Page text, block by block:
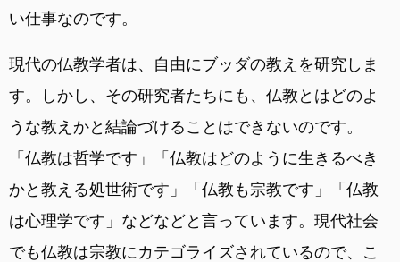
い仕事なのです。
現代の仏教学者は、自由にブッダの教えを研究しま
す。しかし、その研究者たちにも、仏教とはどのよ
うな教えかと結論づけることはできないのです。
「仏教は哲学です」「仏教はどのように生きるべき
かと教える処世術です」「仏教も宗教です」「仏教
は心理学です」などなどと言っています。現代社会
でも仏教は宗教にカテゴライズされているので、こ